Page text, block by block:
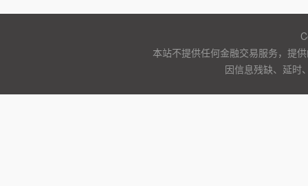
本站不提供任何金融交易服务，提
因信息残缺、延时